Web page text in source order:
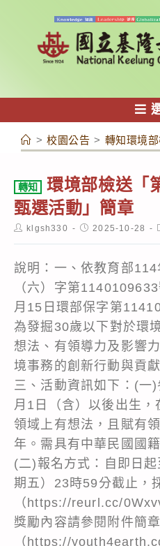
容
> 校園公告 > 轉知環境
轉知
環境部檢送「
甄選活動」簡章
Postklgsh330
Post2025-10-28
說明：一、依教育部
（六）字第
月15日環部保字第
為發掘30歲以下對於環
想法、有領導力及影響
境事務的創新行動與貢
三、活動資訊如下：(一
月1日（含）以後出生
領域上有想法，且賦有
年。需具有中華民國國
(二)報名方式：自即日
期五）23時59分截止，
（https://reurl.cc/
獎勵內容請參閱附件簡
（https://